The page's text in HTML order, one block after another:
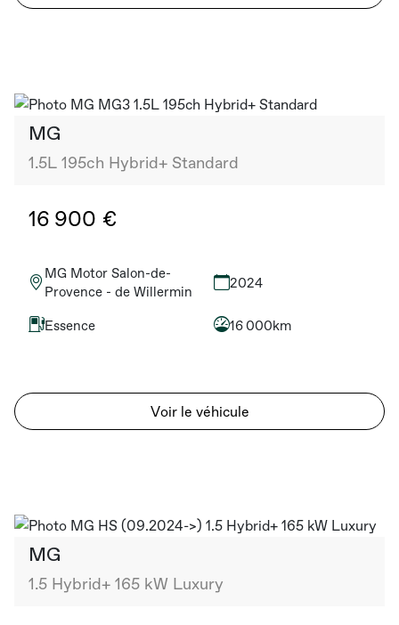
MG
1.5L 195ch Hybrid+ Standard
16 900 €
MG Motor Salon-de-
Provence - de Willermin
2024
Essence 16 000km
Voir le véhicule
MG
1.5 Hybrid+ 165 kW Luxury